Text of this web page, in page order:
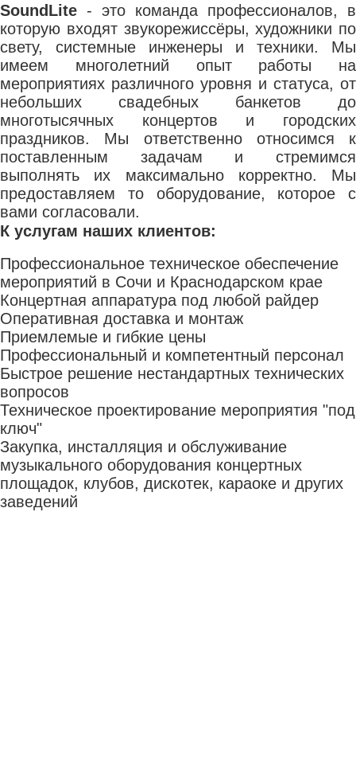
SoundLite - это команда профессионалов, в
которую входят звукорежиссёры, художники по
свету, системные инженеры и техники. Мы
имеем многолетний опыт работы на
мероприятиях различного уровня и статуса, от
небольших свадебных банкетов до
многотысячных концертов и городских
праздников. Мы ответственно относимся к
поставленным задачам и стремимся
выполнять их максимально корректно. Мы
предоставляем то оборудование, которое с
вами согласовали.
К услугам наших клиентов:
Профессиональное техническое обеспечение
мероприятий в Сочи и Краснодарском крае
Концертная аппаратура под любой райдер
Оперативная доставка и монтаж
Приемлемые и гибкие цены
Профессиональный и компетентный персонал
Быстрое решение нестандартных технических
вопросов
Техническое проектирование мероприятия "под
ключ"
Закупка, инсталляция и обслуживание
музыкального оборудования концертных
площадок, клубов, дискотек, караоке и других
заведений